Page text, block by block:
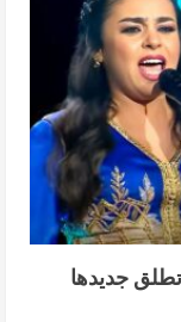
جديدها